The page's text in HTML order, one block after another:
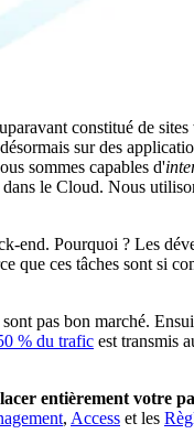
constitué de
sur des
sommes capables d'
le Cloud. Nous
end. Pourquoi ? Les
ces tâches sont si
pas bon marché.
% du trafic est transmis
entièrement votre
, Access et les